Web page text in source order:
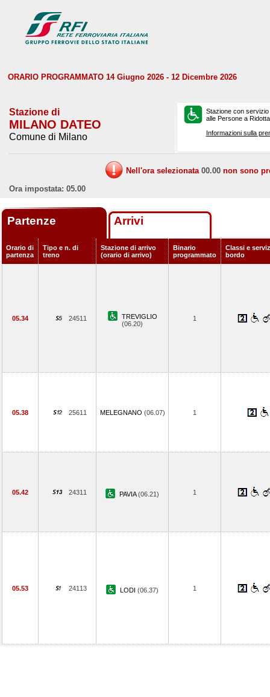
ORARIO PROGRAMMATO 14 Giugno 2026 - 12 Dicembre 2026
Stazione di
MILANO DATEO
Comune di Milano
Stazione con
alle Persone a
Informazioni sulla
Nell'ora selezionata 00.00 non sono
Ora impostata: 05.00
Partenze Arrivi
Orario di
partenza
Tipo e n. di
treno
Stazione di arrivo
(orario di arrivo)
Binario
programmato
Classi e
bordo
05.34 24511
TREVIGLIO
(06.20)
1
05.38 25611 MELEGNANO (06.07) 1
05.42 24311 PAVIA(06.21) 1
05.53 24113 LODI (06.37) 1